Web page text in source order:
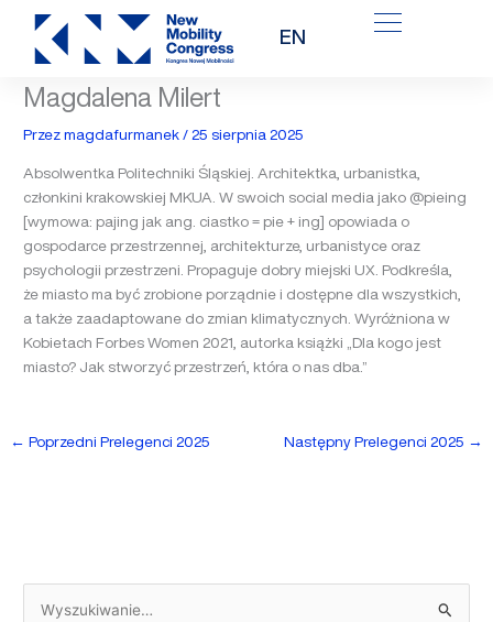
Przejdź
treści
EN
Magdalena Milert
Przezmagdafurmanek/25 sierpnia 2025
Absolwentka Politechniki Śląskiej. Architektka, urbanistka,
członkini krakowskiej MKUA. W swoich social media jako @pieing
[wymowa: pajing jak ang. ciastko = pie + ing] opowiada o
gospodarce przestrzennej, architekturze, urbanistyce oraz
psychologii przestrzeni. Propaguje dobry miejski UX. Podkreśla,
że miasto ma być zrobione porządnie i dostępne dla wszystkich,
a także zaadaptowane do zmian klimatycznych. Wyróżniona w
Kobietach Forbes Women 2021, autorka książki „Dla kogo jest
miasto? Jak stworzyć przestrzeń, która o nas dba.”
← Poprzedni Prelegenci 2025 Następny Prelegenci 2025 →